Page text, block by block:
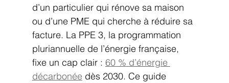
d’un particulier qui rénove sa maison
ou d’une PME qui cherche à réduire sa
facture. La PPE 3, la programmation
pluriannuelle de l’énergie française,
fixe un cap clair : 60 % d’énergie
décarbonée dès 2030. Ce guide